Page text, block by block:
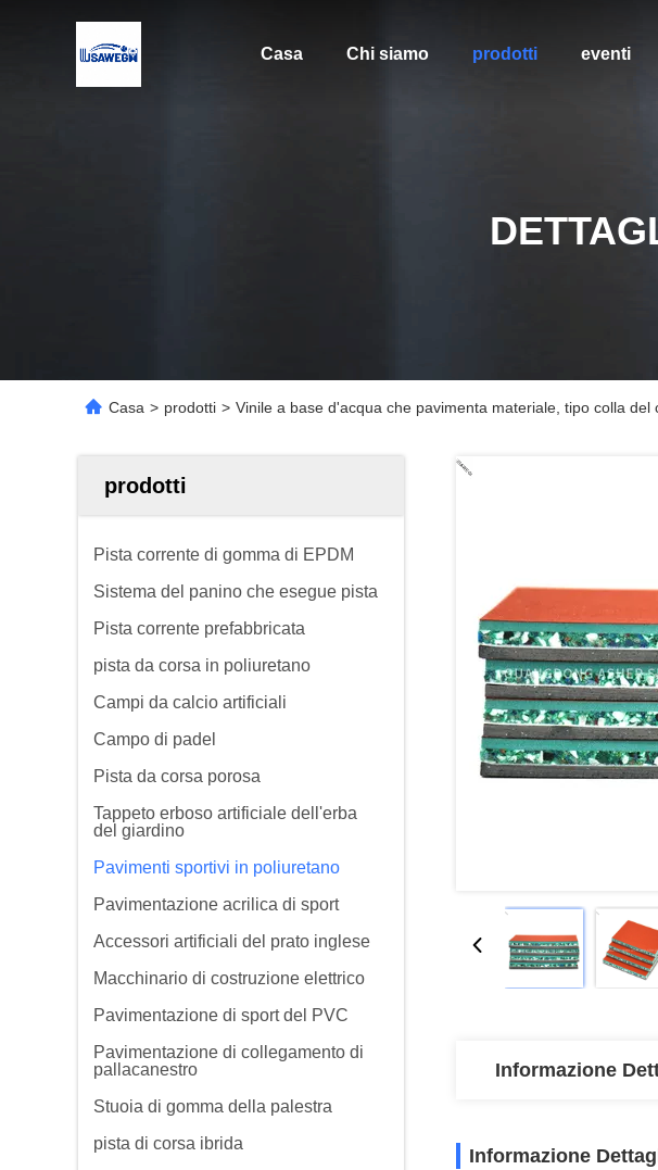
Casa Chi siamo prodotti eventi
Casa > prodotti > Vinile a base d'acqua che pavimenta materiale, tipo colla
prodotti
Pista corrente di gomma di EPDM
Sistema del panino che esegue pista
Pista corrente prefabbricata
pista da corsa in poliuretano
Campi da calcio artificiali
Campo di padel
Pista da corsa porosa
Tappeto erboso artificiale dell'erba
del giardino
Pavimenti sportivi in poliuretano
Pavimentazione acrilica di sport
Accessori artificiali del prato inglese
Macchinario di costruzione elettrico
Pavimentazione di sport del PVC
Pavimentazione di collegamento di
pallacanestro
Stuoia di gomma della palestra
pista di corsa ibrida
Informazione
Informazione